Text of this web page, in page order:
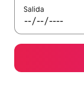
Salida